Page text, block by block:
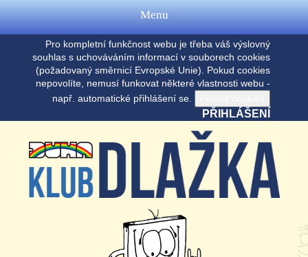
Pro kompletní funkčnost webu je třeba váš výslovný
souhlas s uchováváním informací v souborech cookies
(požadovaný směrnicí Evropské Unie). Pokud cookies
nepovolíte, nemusí funkovat některé vlastnosti webu -
např. automatické přihlášení se.
PŘIHLÁŠENÍ